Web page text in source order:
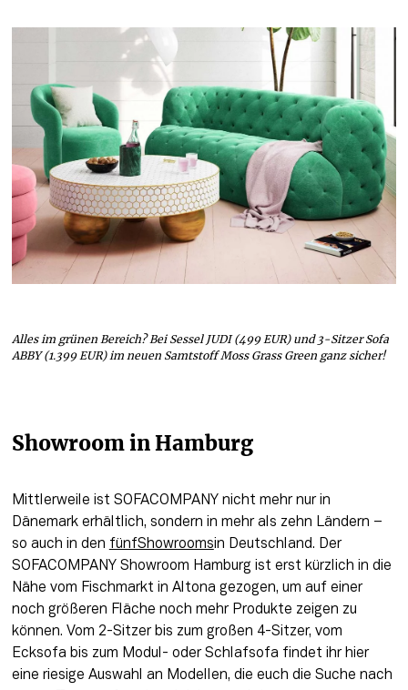
Alles im grünen Bereich? Bei Sessel JUDI (499 EUR) und 3-Sitzer Sofa
ABBY (1.399 EUR) im neuen Samtstoff Moss Grass Green ganz sicher!
Showroom in Hamburg
Mittlerweile ist SOFACOMPANY nicht mehr nur in
Dänemark erhältlich, sondern in mehr als zehn Ländern –
so auch in den fünfShowroomsin Deutschland. Der
SOFACOMPANY Showroom Hamburg ist erst kürzlich in die
Nähe vom Fischmarkt in Altona gezogen, um auf einer
noch größeren Fläche noch mehr Produkte zeigen zu
können. Vom 2-Sitzer bis zum großen 4-Sitzer, vom
Ecksofa bis zum Modul- oder Schlafsofa findet ihr hier
eine riesige Auswahl an Modellen, die euch die Suche nach